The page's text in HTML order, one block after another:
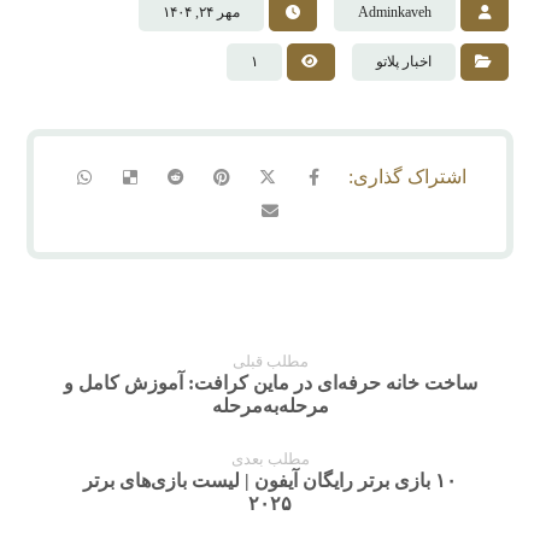
Adminkaveh مهر ۲۴, ۱۴۰۴
اخبار پلاتو ۱
مطلب قبلی
ساخت خانه حرفه‌ای در ماین کرافت: آموزش کامل و
مرحله‌به‌مرحله
مطلب بعدی
۱۰ بازی برتر رایگان آیفون | لیست بازی‌های برتر
۲۰۲۵